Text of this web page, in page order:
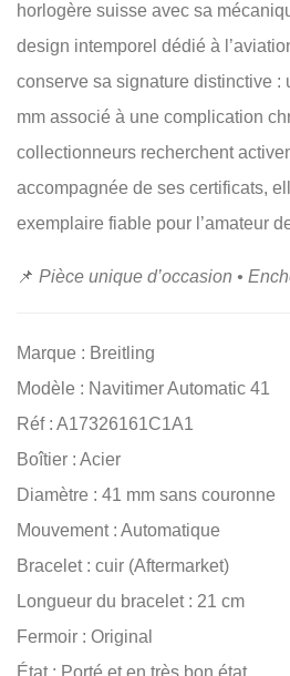
horlogère suisse avec sa
design intemporel dédié à
conserve sa signature distinctive :
mm associé à une complication
collectionneurs recherchent
accompagnée de ses certificats,
exemplaire fiable pour l’amateur
📌 Pièce unique d’occasion •
Marque : Breitling
Modèle : Navitimer Automatic 41
Réf : A17326161C1A1
Boîtier : Acier
Diamètre : 41 mm sans couronne
Mouvement : Automatique
Bracelet : cuir (Aftermarket)
Longueur du bracelet : 21 cm
Fermoir : Original
État : Porté et en très bon état